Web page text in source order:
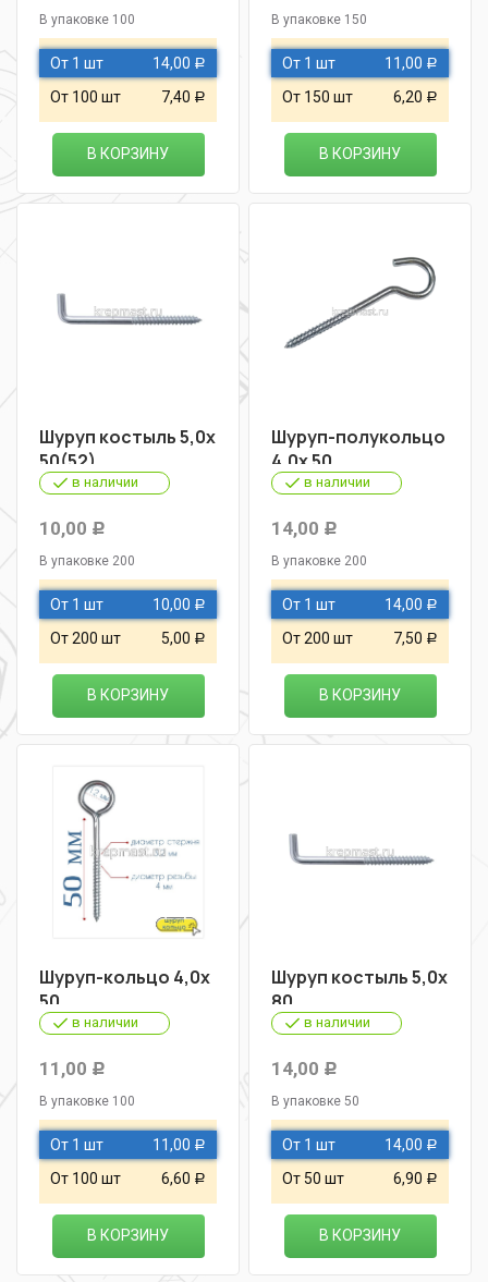
В упаковке 100
От 1 шт 14,00 Р
От 100 шт 7,40 Р
В КОРЗИНУ
В упаковке 150
От 1 шт 11,00 Р
От 150 шт 6,20 Р
В КОРЗИНУ
Шуруп костыль 5,0х
50(52)
в наличии
10,00 Р
В упаковке 200
От 1 шт 10,00 Р
От 200 шт 5,00 Р
В КОРЗИНУ
Шуруп-полукольцо
4,0х 50
в наличии
14,00 Р
В упаковке 200
От 1 шт 14,00 Р
От 200 шт 7,50 Р
В КОРЗИНУ
Шуруп-кольцо 4,0х
50
в наличии
11,00 Р
В упаковке 100
От 1 шт 11,00 Р
От 100 шт 6,60 Р
В КОРЗИНУ
Шуруп костыль 5,0х
80
в наличии
14,00 Р
В упаковке 50
От 1 шт 14,00 Р
От 50 шт 6,90 Р
В КОРЗИНУ